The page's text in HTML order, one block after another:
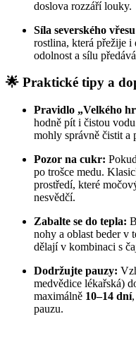
doslova rozzáří louky.
Síla severského
rostlina, která přežije i
odolnost a sílu
🌟 Praktické tipy a
Pravidlo „Velkého
hodně pít i čistou
mohly správně čistit a
Pozor na cukr:
po trošce medu.
prostředí, které
nesvědčí.
Zabalte se do tepla:
nohy a oblast beder v
dělají v kombinaci s
Dodržujte pauzy:
medvědice lékařská)
maximálně 10–14 dní
pauzu.